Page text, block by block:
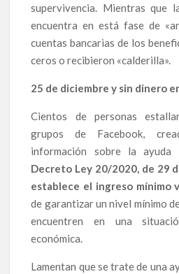
supervivencia. Mientras que
encuentra en está fase de
cuentas bancarias de los
ceros o recibieron «calderilla».
25 de diciembre y sin dinero
Cientos de personas
grupos de Facebook,
información sobre la
Decreto Ley 20/2020, de 29
establece el ingreso mínimo
de garantizar un nivel mínimo
encuentren en una
económica.
Lamentan que se trate de una